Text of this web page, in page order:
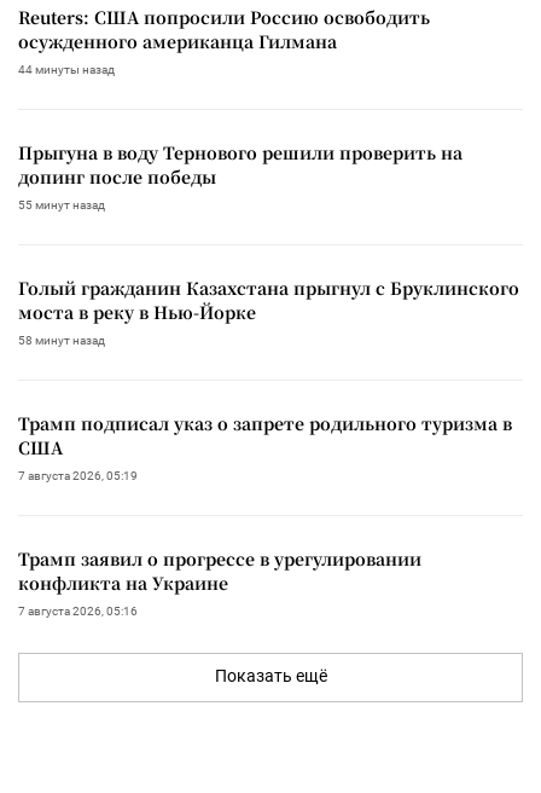
Reuters: США попросили Россию освободить
осужденного американца Гилмана
44 минуты назад
Прыгуна в воду Тернового решили проверить на
допинг после победы
55 минут назад
Голый гражданин Казахстана прыгнул с Бруклинского
моста в реку в Нью-Йорке
58 минут назад
Трамп подписал указ о запрете родильного туризма в
США
7 августа 2026, 05:19
Трамп заявил о прогрессе в урегулировании
конфликта на Украине
7 августа 2026, 05:16
Показать ещё